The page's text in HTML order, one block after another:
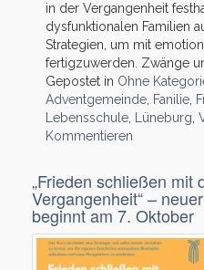
in der Vergangenheit
dysfunktionalen Familien
Strategien, um mit
fertigzuwerden. Zwänge
Gepostet in Ohne
Adventgemeinde Fanilie
Lebensschule
Lüneburg
Kommentieren
„Frieden schließen mit
Vergangenheit“ –
beginnt am 7. Oktober